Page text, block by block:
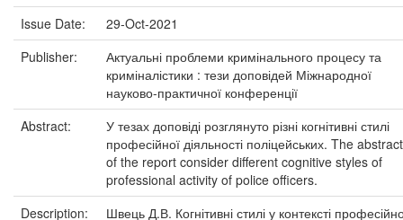
Issue Date:
29-Oct-2021
Publisher:
Актуальні проблеми кримінального процесу та
криміналістики : тези доповідей Міжнародної
науково-практичної конференції
Abstract:
У тезах доповіді розглянуто різні когнітивні стилі
професійної діяльності поліцейських. The
of the report consider different cognitive styles of
professional activity of police officers.
Description:
Швець Д.В. Когнітивні стилі у контексті